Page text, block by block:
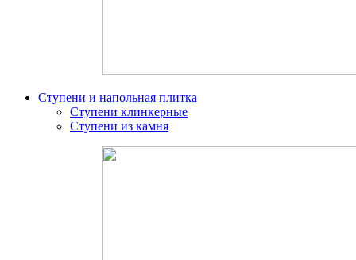
Ступени и напольная плитка
Ступени клинкерные
Ступени из камня